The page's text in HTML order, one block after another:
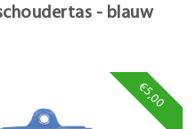
- blauw
€5,00